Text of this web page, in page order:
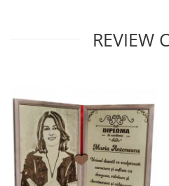
REVIEW